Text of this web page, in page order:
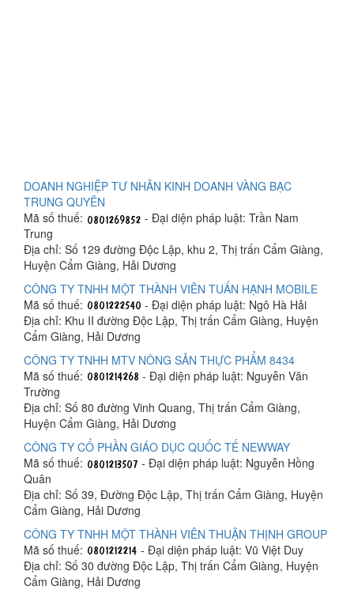
DOANH NGHIỆP TƯ NHÂN KINH DOANH VÀNG BẠC
TRUNG QUYÊN
Mã số thuế:
- Đại diện pháp luật: Trần Nam
Trung
Địa chỉ: Số 129 đường Độc Lập, khu 2, Thị trấn Cẩm Giàng,
Huyện Cẩm Giàng, Hải Dương
CÔNG TY TNHH MỘT THÀNH VIÊN TUẤN HẠNH MOBILE
Mã số thuế:
- Đại diện pháp luật: Ngô Hà Hải
Địa chỉ: Khu II đường Độc Lập, Thị trấn Cẩm Giàng, Huyện
Cẩm Giàng, Hải Dương
CÔNG TY TNHH MTV NÔNG SẢN THỰC PHẨM 8434
Mã số thuế:
- Đại diện pháp luật: Nguyễn Văn
Trường
Địa chỉ: Số 80 đường Vinh Quang, Thị trấn Cẩm Giàng,
Huyện Cẩm Giàng, Hải Dương
CÔNG TY CỔ PHẦN GIÁO DỤC QUỐC TẾ NEWWAY
Mã số thuế:
- Đại diện pháp luật: Nguyễn Hồng
Quân
Địa chỉ: Số 39, Đường Độc Lập, Thị trấn Cẩm Giàng, Huyện
Cẩm Giàng, Hải Dương
CÔNG TY TNHH MỘT THÀNH VIÊN THUẬN THỊNH GROUP
Mã số thuế:
- Đại diện pháp luật: Vũ Việt Duy
Địa chỉ: Số 30 đường Độc Lập, Thị trấn Cẩm Giàng, Huyện
Cẩm Giàng, Hải Dương